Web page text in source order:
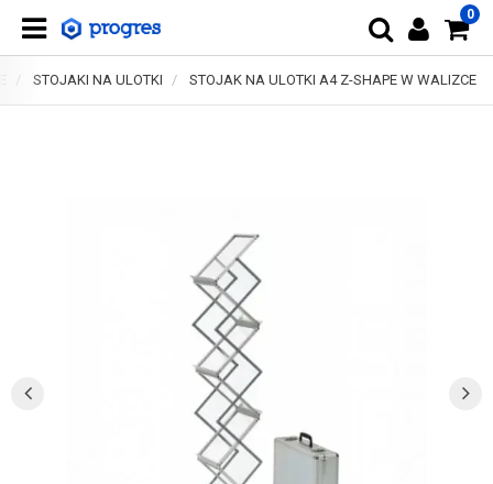
0
STOJAKI NA ULOTKI STOJAK NA ULOTKI A4 Z-SHAPE W WALIZCE